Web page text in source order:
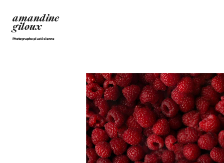
amandine
giloux
Photographe plasticienne